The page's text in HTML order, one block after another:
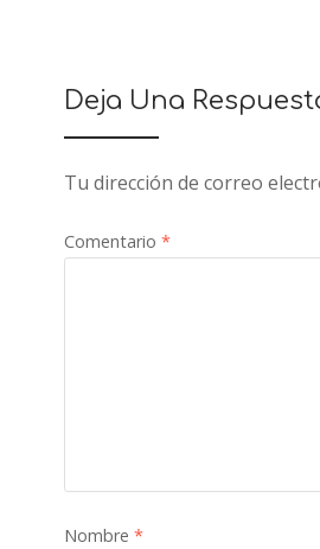
Deja Una
Tu dirección de correo
Comentario *
Nombre *